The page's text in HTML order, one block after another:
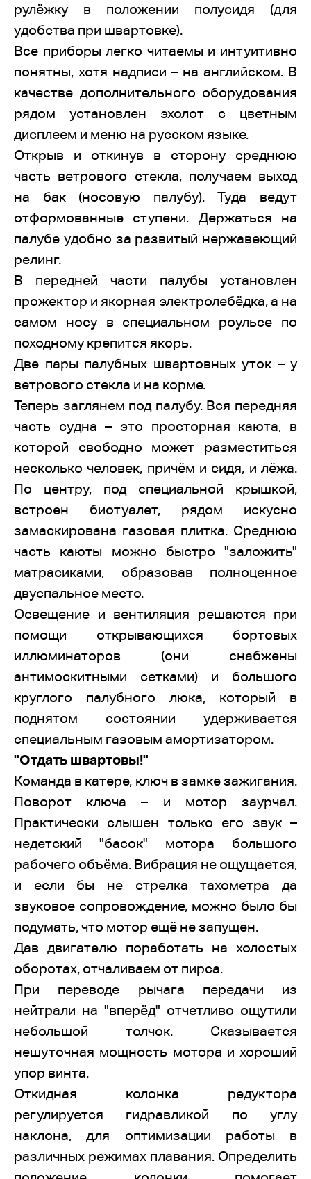
рулёжку в положении полусидя (для
удобства при швартовке).
Все приборы легко читаемы и интуитивно
понятны, хотя надписи – на английском. В
качестве дополнительного оборудования
рядом установлен эхолот с цветным
дисплеем и меню на русском языке.
Открыв и откинув в сторону среднюю
часть ветрового стекла, получаем выход
на бак (носовую палубу). Туда ведут
отформованные ступени. Держаться на
палубе удобно за развитый нержавеющий
релинг.
В передней части палубы установлен
прожектор и якорная электролебёдка, а на
самом носу в специальном роульсе по
походному крепится якорь.
Две пары палубных швартовных уток – у
ветрового стекла и на корме.
Теперь заглянем под палубу. Вся передняя
часть судна – это просторная каюта, в
которой свободно может разместиться
несколько человек, причём и сидя, и лёжа.
По центру, под специальной крышкой,
встроен биотуалет, рядом искусно
замаскирована газовая плитка. Среднюю
часть каюты можно быстро "заложить"
матрасиками, образовав полноценное
двуспальное место.
Освещение и вентиляция решаются при
помощи открывающихся бортовых
иллюминаторов (они снабжены
антимоскитными сетками) и большого
круглого палубного люка, который в
поднятом состоянии удерживается
специальным газовым амортизатором.
"Отдать швартовы!"
Команда в катере, ключ в замке зажигания.
Поворот ключа – и мотор заурчал.
Практически слышен только его звук –
недетский "басок" мотора большого
рабочего объёма. Вибрация не ощущается,
и если бы не стрелка тахометра да
звуковое сопровождение, можно было бы
подумать, что мотор ещё не запущен.
Дав двигателю поработать на холостых
оборотах, отчаливаем от пирса.
При переводе рычага передачи из
нейтрали на "вперёд" отчетливо ощутили
небольшой толчок. Сказывается
нешуточная мощность мотора и хороший
упор винта.
Откидная колонка редуктора
регулируется гидравликой по углу
наклона, для оптимизации работы в
различных режимах плавания. Определить